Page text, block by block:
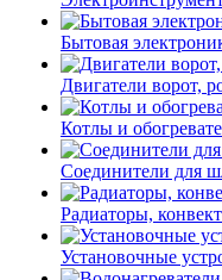
Бытовая
Двигатели ворот,
Котлы и
Соединители для
Радиаторы,
Установочные